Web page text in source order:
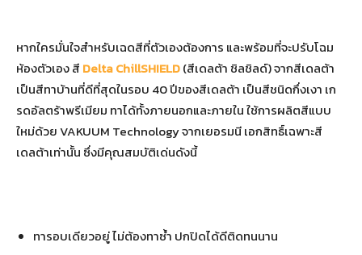
หากใครมั่นใจสำหรับเฉดสีที่ตัวเองต้องการ และพร้อมที่จะปรับโฉม
ห้องตัวเอง สี Delta ChillSHIELD(สีเดลต้า ชิลชิลด์) จากสีเดลต้า
เป็นสีทาบ้านที่ดีที่สุดในรอบ 40 ปีของสีเดลต้า เป็นสีชนิดกึ่งเงา เก
รดอัลตร้าพรีเมียม ทาได้ทั้งภายนอกและภายใน ใช้การผลิตสีแบบ
ใหม่ด้วย VAKUUM Technology จากเยอรมนี เอกสิทธิ์เฉพาะสี
เดลต้าเท่านั้น ซึ่งมีคุณสมบัติเด่นดังนี้
ทารอบเดียวอยู่ ไม่ต้องทาซ้ำ ปกปิดได้ดีติดทนนาน